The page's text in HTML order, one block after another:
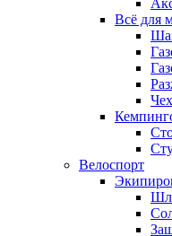
Всё для
Велоспорт